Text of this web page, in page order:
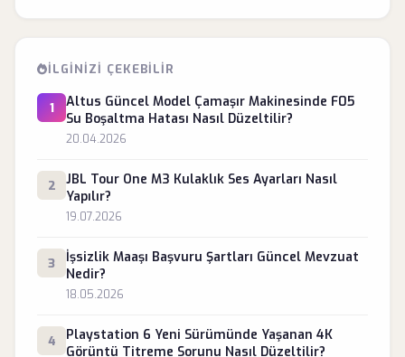
İLGINIZI ÇEKEBILIR
1
Altus Güncel Model Çamaşır Makinesinde F05
Su Boşaltma Hatası Nasıl Düzeltilir?
20.04.2026
2
JBL Tour One M3 Kulaklık Ses Ayarları Nasıl
Yapılır?
19.07.2026
3
İşsizlik Maaşı Başvuru Şartları Güncel Mevzuat
Nedir?
18.05.2026
4
Playstation 6 Yeni Sürümünde Yaşanan 4K
Görüntü Titreme Sorunu Nasıl Düzeltilir?